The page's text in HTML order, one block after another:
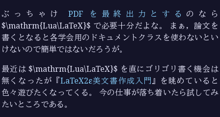
ぶっちゃけPDF を最終出力とする のなら
$\mathrm{Lua\LaTeX}$ で必要十分だよな。 まぁ，論文を
書くとなると各学会用のドキュメントクラスを使わないとい
けないので簡単ではないだろうが。
最近は $\mathrm{Lua\LaTeX}$ を直にゴリゴリ書く機会は
無くなったが『LaTeX2ε美文書作成入門』を眺めていると
色々遊びたくなってくる。 今の仕事が落ち着いたら試してみ
たいところである。